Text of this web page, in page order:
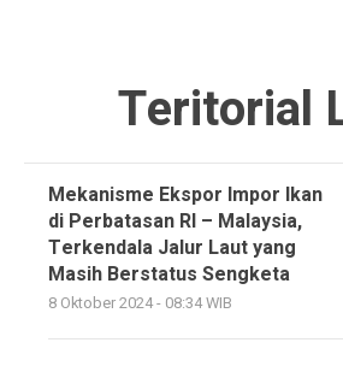
Teritorial
Mekanisme Ekspor Impor Ikan
di Perbatasan RI – Malaysia,
Terkendala Jalur Laut yang
Masih Berstatus Sengketa
8 Oktober 2024 - 08:34 WIB